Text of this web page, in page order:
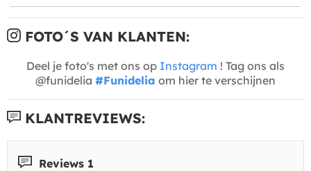
FOTO´S VAN KLANTEN:
Deel je foto's met ons op Instagram ! Tag ons als
@funidelia #Funidelia om hier te verschijnen
KLANTREVIEWS:
Reviews 1